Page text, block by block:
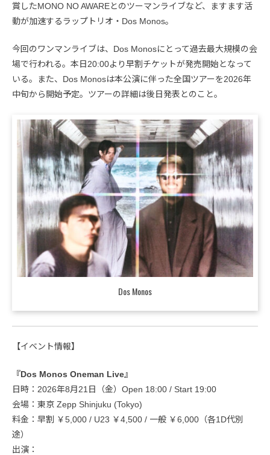
賞したMONO NO AWAREとのツーマンライブなど、ますます活
動が加速するラップトリオ・Dos Monos。
今回のワンマンライブは、Dos Monosにとって過去最大規模の会
場で行われる。本日20:00より早割チケットが発売開始となって
いる。また、Dos Monosは本公演に伴った全国ツアーを2026年
中旬から開始予定。ツアーの詳細は後日発表とのこと。
Dos Monos
【イベント情報】
『Dos Monos Oneman Live』
日時：2026年8月21日（金）Open 18:00 / Start 19:00
会場：東京 Zepp Shinjuku (Tokyo)
料金：早割 ￥5,000 / U23 ￥4,500 / 一般 ￥6,000（各1D代別
途）
出演：